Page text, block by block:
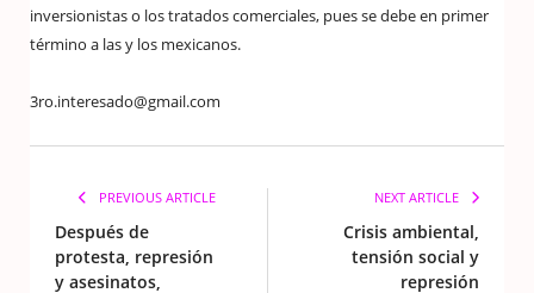
inversionistas o los tratados comerciales, pues se debe en primer
término a las y los mexicanos.
3ro.interesado@gmail.com
PREVIOUS ARTICLE
Después de
protesta, represión
y asesinatos,
NEXT ARTICLE
Crisis ambiental,
tensión social y
represión